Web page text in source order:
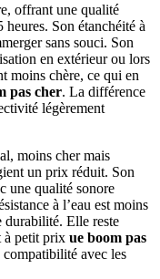
offrant une qualité
Son étanchéité à
sans souci. Son
en extérieur ou lors
moins chère, ce qui en
pas cher. La différence
légèrement
moins cher mais
un prix réduit. Son
une qualité sonore
à l’eau est moins
durabilité. Elle reste
à petit prix ue boom pas
avec les